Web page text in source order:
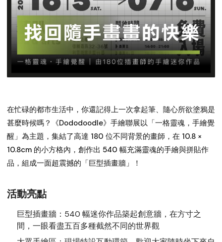
在忙碌的都市生活中，你還記得上一次拿起筆、隨心所欲塗鴉是
甚麼時候嗎？《Dododoodle》手繪聯展以「一格靈魂，手繪覺
醒」為主題，集結了高達 180 位不同背景的畫師，在 10.8 ×
10.8cm 的小方格內，創作出 540 幅充滿靈魂的手繪與拼貼作
品，組成一面超震撼的「巨型插畫牆」！
活動亮點
巨型插畫牆： 540 幅迷你作品築起創意牆，在方寸之
間，一眼看盡五百多種截然不同的世界觀